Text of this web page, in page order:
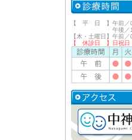
【 平 日 】午前／
午後／16：
【木・土曜日】午前
【 休診日 】日祝日